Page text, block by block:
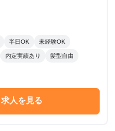
半日OK 未経験OK
内定実績あり 髪型自由
求人を見る